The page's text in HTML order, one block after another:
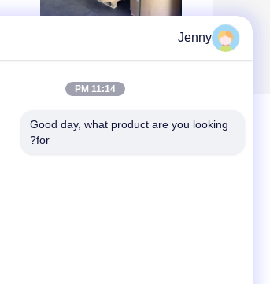
Jenny
11:14 PM
Good day, what product are you looking
for?